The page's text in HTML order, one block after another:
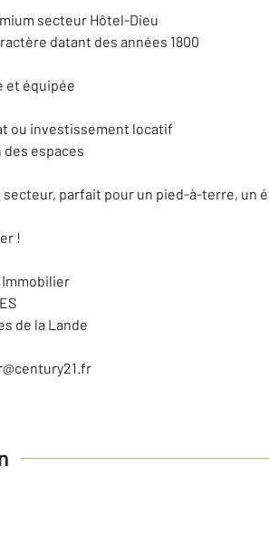
secteur Hôtel-Dieu
datant des années 1800
et équipée
ou investissement locatif
espaces
secteur, parfait pour un pied-à-terre,
!
Immobilier
de la Lande